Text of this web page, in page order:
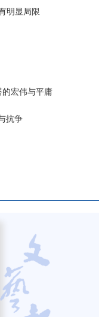
明显局限
宏伟与平庸
抗争